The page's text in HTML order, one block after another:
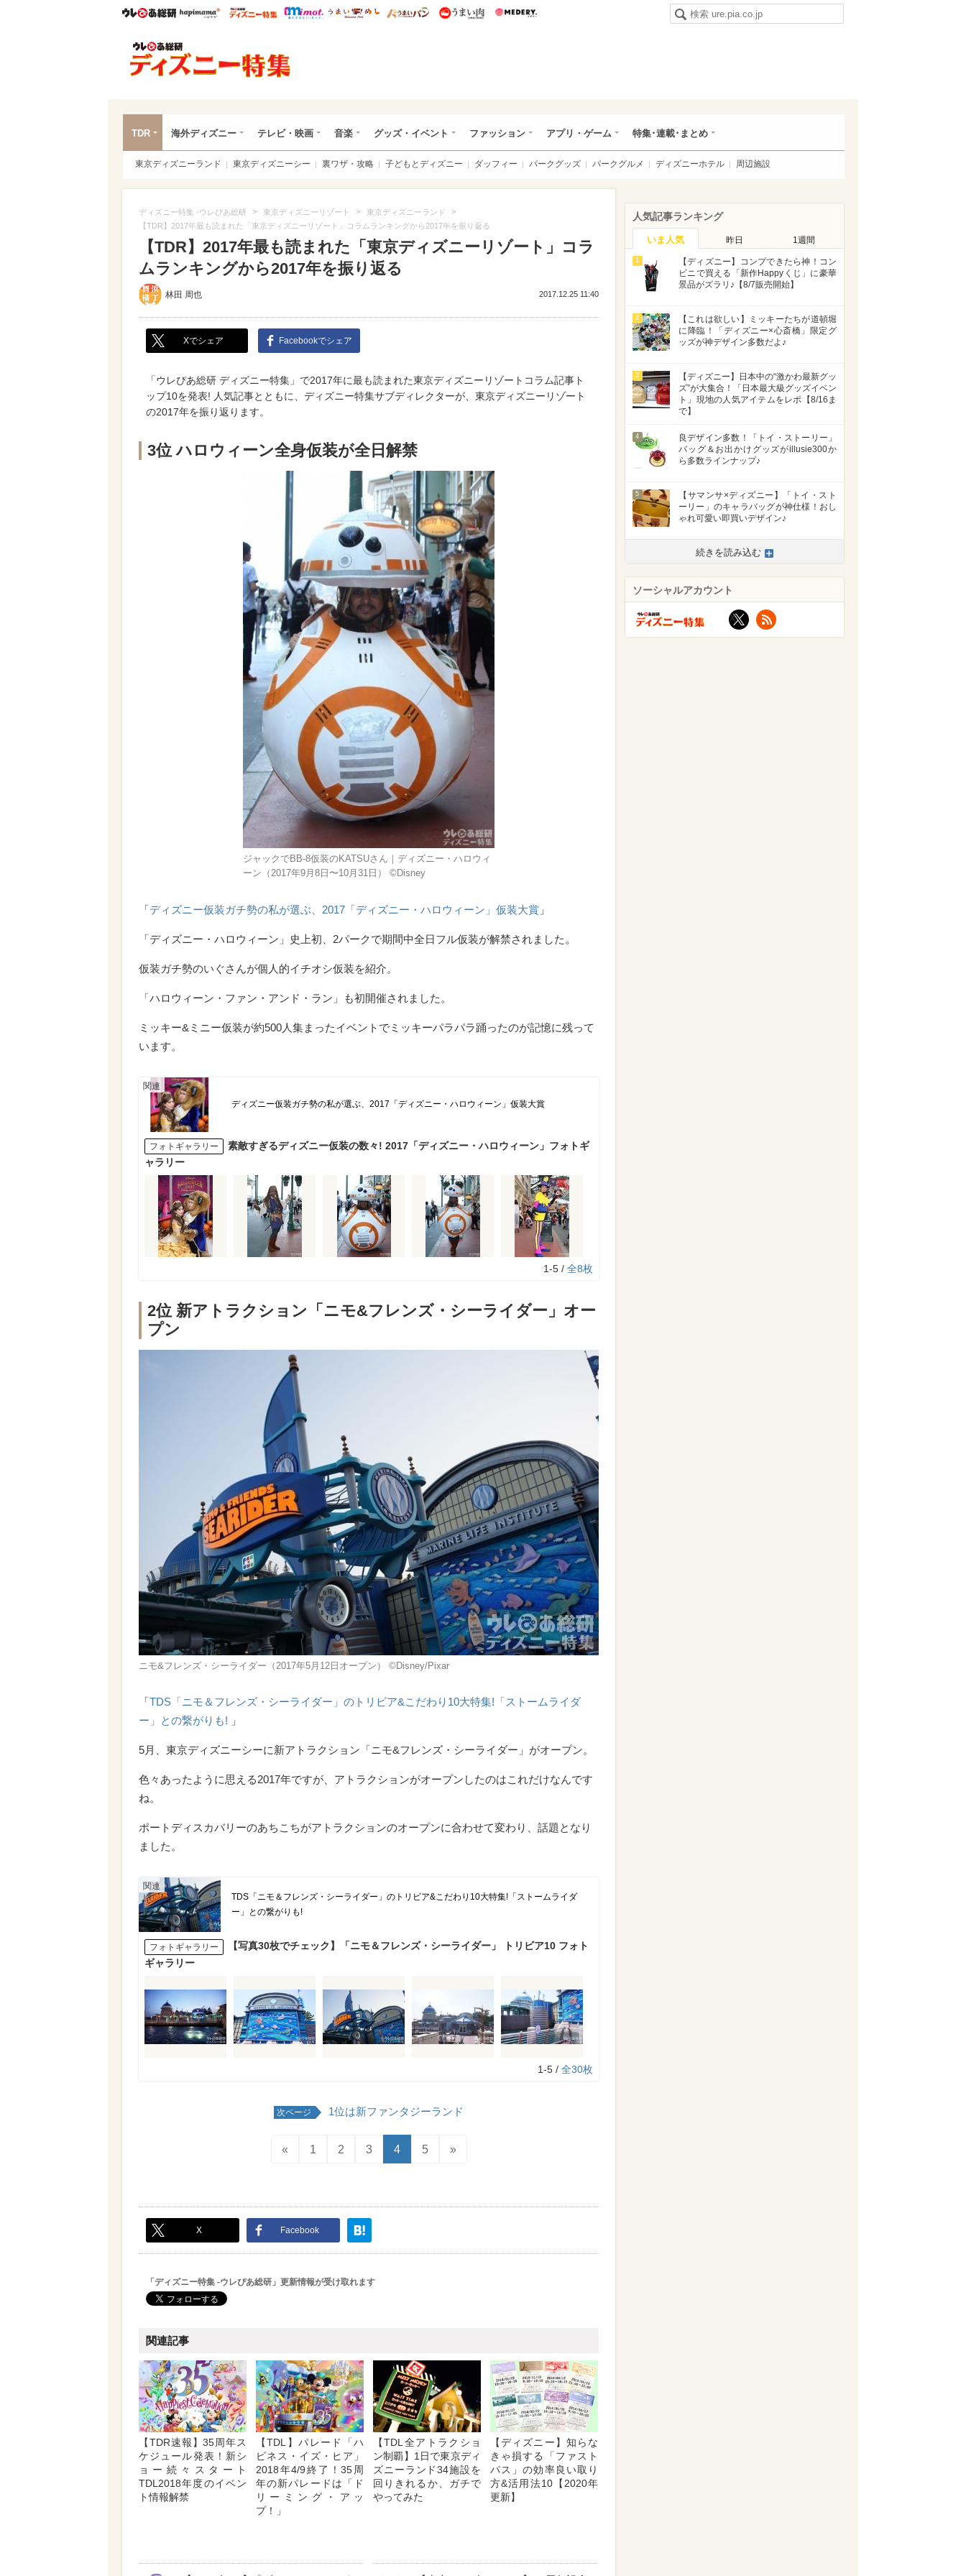
ウレぴあ総研ハピママ* ウレぴあ総研 ディズニー特集
mimot. うまいめし うまいパン うまい肉
TDR 海外ディズニー テレビ・映画 音楽 グッズ・イベント ファッション アプリ・ゲーム 特集･連載･まとめ
東京ディズニーランド 東京ディズニーシー 裏ワザ・攻略 子どもとディズニー ダッフィー パークグッズ パークグルメ ディズニーホテル 周辺施設
ディズニー特集 -ウレぴあ総研 > 東京ディズニーリゾート > 東京ディズニーランド >
【TDR】2017年最も読まれた「東京ディズニーリゾート」コラムランキングから2017年を振り返る
【TDR】2017年最も読まれた「東京ディズニーリゾート」コラ
ムランキングから2017年を振り返る
林田 周也 2017.12.25 11:40
Xでシェア Facebookでシェア
「ウレぴあ総研 ディズニー特集」で2017年に最も読まれた東京ディズニーリゾートコラム記事ト
ップ10を発表! 人気記事とともに、ディズニー特集サブディレクターが、東京ディズニーリゾート
の2017年を振り返ります。
3位 ハロウィーン全身仮装が全日解禁
ジャックでBB-8仮装のKATSUさん｜ディズニー・ハロウィ
ーン（2017年9月8日〜10月31日） ©︎Disney
「ディズニー仮装ガチ勢の私が選ぶ、2017「ディズニー・ハロウィーン」仮装大賞 」
「ディズニー・ハロウィーン」史上初、2パークで期間中全日フル仮装が解禁されました。
仮装ガチ勢のいぐさんが個人的イチオシ仮装を紹介。
「ハロウィーン・ファン・アンド・ラン」も初開催されました。
ミッキー&ミニー仮装が約500人集まったイベントでミッキーパラパラ踊ったのが記憶に残って
います。
ディズニー仮装ガチ勢の私が選ぶ、2017「ディズニー・ハロウィーン」仮装大賞
フォトギャラリー
素敵すぎるディズニー仮装の数々! 2017「ディズニー・ハロウィーン」フォトギ
ャラリー
1-5 / 全8枚
2位 新アトラクション「ニモ&フレンズ・シーライダー」オー
プン
ニモ&フレンズ・シーライダー（2017年5月12日オープン） ©︎Disney/Pixar
「TDS「ニモ＆フレンズ・シーライダー」のトリビア&こだわり10大特集!「ストームライダ
ー」との繋がりも! 」
5月、東京ディズニーシーに新アトラクション「ニモ&フレンズ・シーライダー」がオープン。
色々あったように思える2017年ですが、アトラクションがオープンしたのはこれだけなんです
ね。
ポートディスカバリーのあちこちがアトラクションのオープンに合わせて変わり、話題となり
ました。
TDS「ニモ＆フレンズ・シーライダー」のトリビア&こだわり10大特集!「ストームライダ
ー」との繋がりも!
フォトギャラリー
【写真30枚でチェック】「ニモ＆フレンズ・シーライダー」 トリビア10 フォト
ギャラリー
1-5 / 全30枚
次ページ 1位は新ファンタジーランド
« 1 2 3 4 5 »
X Facebook
「ディズニー特集 -ウレぴあ総研」更新情報が受け取れます
関連記事
【TDR速報】35周年ス
ケジュール発表！新シ
ョー続々スタート
TDL2018年度のイベン
ト情報解禁
【TDL】パレード「ハ
ピネス・イズ・ヒア」
2018年4/9終了！35周
年の新パレードは「ド
リーミング・アッ
プ！」
【TDL全アトラクショ
ン制覇】1日で東京ディ
ズニーランド34施設を
回りきれるか、ガチで
やってみた
【ディズニー】知らな
きゃ損する「ファスト
パス」の効率良い取り
方&活用法10【2020年
更新】
人気記事ランキング
いま人気 昨日 1週間
1
【ディズニー】コンプできたら神！コン
ビニで買える「新作Happyくじ」に豪華
景品がズラリ♪【8/7販売開始】
2
【これは欲しい】ミッキーたちが道頓堀
に降臨！「ディズニー×心斎橋」限定グ
ッズが神デザイン多数だよ♪
3
【ディズニー】日本中の“激かわ最新グッ
ズ”が大集合！「日本最大級グッズイベン
ト」現地の人気アイテムをレポ【8/16ま
で】
4
良デザイン多数！「トイ・ストーリー」
バッグ＆お出かけグッズがillusie300か
ら多数ラインナップ♪
5
【サマンサ×ディズニー】「トイ・スト
ーリー」のキャラバッグが神仕様！おし
ゃれ可愛い即買いデザイン♪
続きを読み込む
ソーシャルアカウント
X